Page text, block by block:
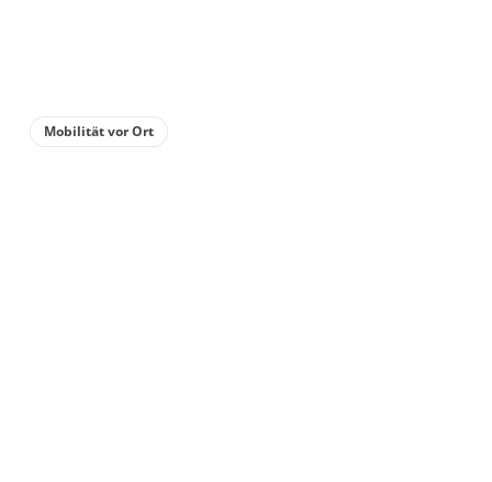
Mobilität vor Ort